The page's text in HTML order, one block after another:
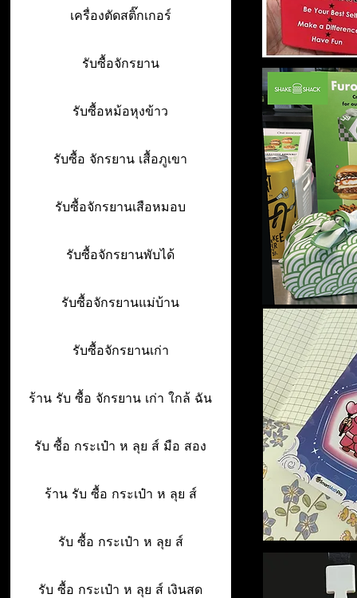
เครื่องตัดสติ๊กเกอร์
รับซื้อจักรยาน
รับซื้อหม้อหุงข้าว
รับซื้อ จักรยาน เสื้อภูเขา
รับซื้อจักรยานเสือหมอบ
รับซื้อจักรยานพับได้
รับซื้อจักรยานแม่บ้าน
รับซื้อจักรยานเก่า
ร้าน รับ ซื้อ จักรยาน เก่า ใกล้ ฉัน
รับ ซื้อ กระเป๋า ห ลุย ส์ มือ สอง
ร้าน รับ ซื้อ กระเป๋า ห ลุย ส์
รับ ซื้อ กระเป๋า ห ลุย ส์
รับ ซื้อ กระเป๋า ห ลุย ส์ เงินสด